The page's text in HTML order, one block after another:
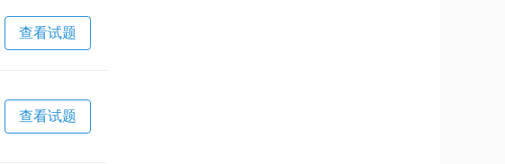
查看试题
查看试题